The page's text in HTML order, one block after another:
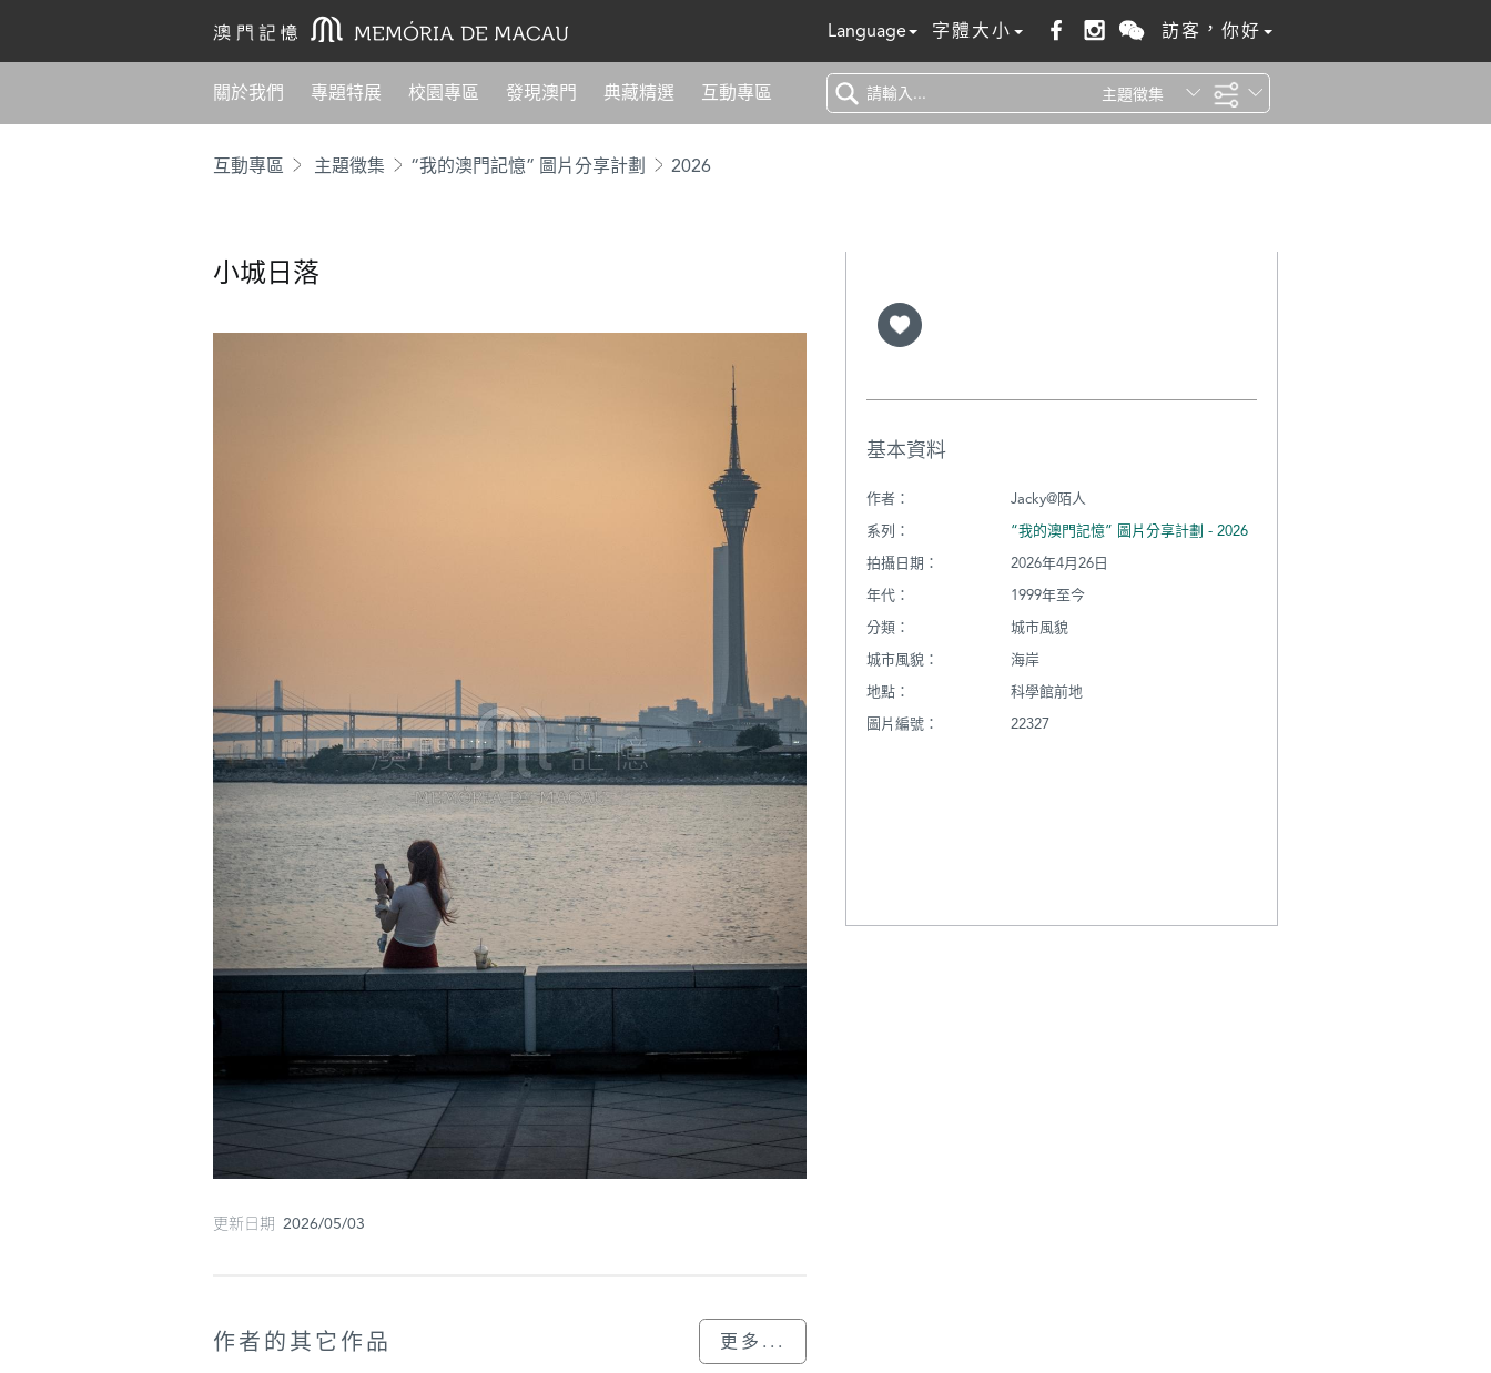
Language 字體大小 訪客，你好
關於我們 專題特展 校園專區 發現澳門 典藏精選 互動專區 主題徵集
互動專區 主題徵集 “我的澳門記憶” 圖片分享計劃 2026
小城日落
更新日期 2026/05/03
作者的其它作品 更多...
基本資料
作者：
Jacky@陌人
系列：
“我的澳門記憶” 圖片分享計劃 - 2026
拍攝日期：
2026年4月26日
年代：
1999年至今
分類：
城市風貌
城市風貌：
海岸
地點：
科學館前地
圖片編號：
22327